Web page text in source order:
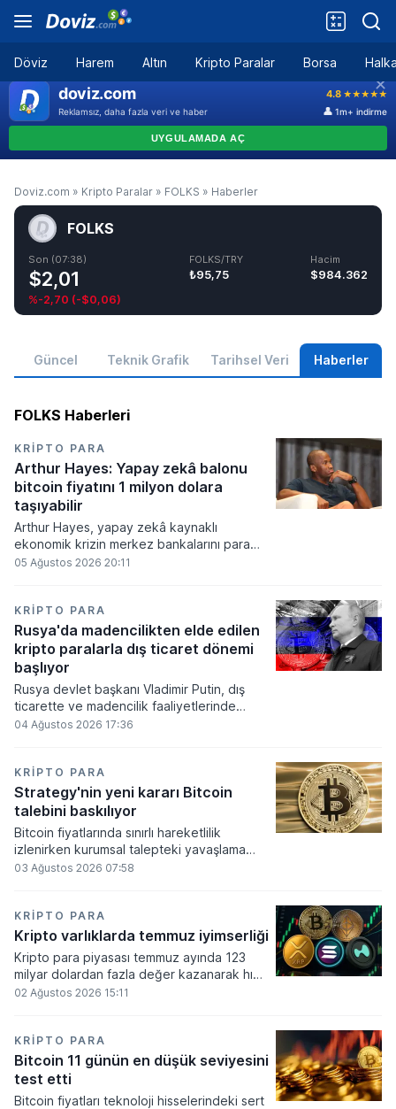
Döviz Harem Altın Kripto Paralar Borsa
Doviz.com » Kripto Paralar » FOLKS » Haberler
FOLKS
Son (07:38)
$2,01
%-2,70 (-$0,06)
FOLKS/TRY
₺95,75
Hacim
$984.362
Güncel Teknik Grafik Tarihsel Veri Haberler
FOLKS Haberleri
KRIPTO PARA
Arthur Hayes: Yapay zekâ balonu
bitcoin fiyatını 1 milyon dolara
taşıyabilir
Arthur Hayes, yapay zekâ kaynaklı
ekonomik krizin merkez bankalarını para
basmaya zorlayacağını ve bu durumun
kayıplarının tetikleyeceği kredi krizinin
küresel likidite artışına yol açacağını belirtti
ve bitcoinin bu süreçte en hızlı tepki veren
varlık olacağı vurguladı.
05 Ağustos 2026 20:11
KRIPTO PARA
Rusya'da madencilikten elde edilen
kripto paralarla dış ticaret dönemi
başlıyor
Rusya devlet başkanı Vladimir Putin, dış
ticarette ve madencilik faaliyetlerinde
kripto varlıkların kullanımına onay veren
elde edilen dijital paraların belirli şartlar
altında dolaşımına ve menkul kıymet
alımlarında kullanılmasına olanak sağlanıyor.
04 Ağustos 2026 17:36
KRIPTO PARA
Strategy'nin yeni kararı Bitcoin
talebini baskılıyor
Bitcoin fiyatlarında sınırlı hareketlilik
izlenirken kurumsal talepteki yavaşlama
piyasa dinamiklerini etkiliyor. ABD Merkez
çalışmalarındaki belirsizliklerle baskı altında
kalmaya devam ediyor.
03 Ağustos 2026 07:58
KRIPTO PARA
Kripto varlıklarda temmuz iyimserliği
Kripto para piyasası temmuz ayında 123
milyar dolardan fazla değer kazanarak hızlı
bir toparlanma sürecine girdi. Bitcoin ve
2 trilyon 159 milyar 780 milyon dolar
seviyesine ulaştı.
02 Ağustos 2026 15:11
KRIPTO PARA
Bitcoin 11 günün en düşük seviyesini
test etti
Bitcoin fiyatları teknoloji hisselerindeki sert